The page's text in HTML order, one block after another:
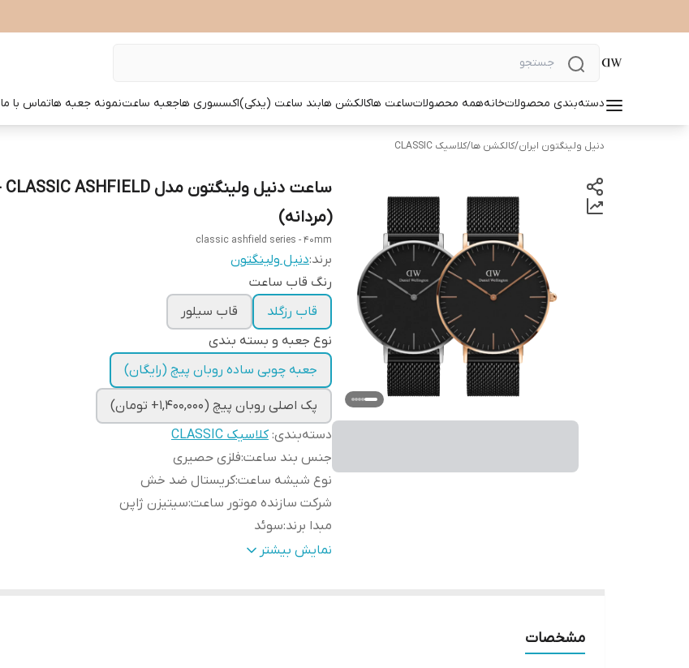
دسته‌بندی محصولاتخانههمه محصولاتساعت هاکالکشن هابند ساعت (یدکی)اکسسوری هاجعبه ساعتنمونه جعبه هاتماس با ما
دنیل ولینگتون ایران/کالکشن ها/کلاسیک CLASSIC
(مردانه)
classic ashfield series - 40mm
برند:دنیل ولینگتون
رنگ قاب ساعت
قاب رزگلد
قاب سیلور
نوع جعبه و بسته بندی
جعبه چوبی ساده روبان پیچ (رایگان)
پک اصلی روبان پیچ (1,400,000+ تومان)
دسته‌بندی:کلاسیک CLASSIC
جنس بند ساعت:فلزی حصیری
نوع شیشه ساعت:کریستال ضد خش
شرکت سازنده موتور ساعت:سیتیزن ژاپن
مبدا برند:سوئد
گارانتی : یکساله دنیل ولینگتون ایراننمایش بیشتر
مشخصات